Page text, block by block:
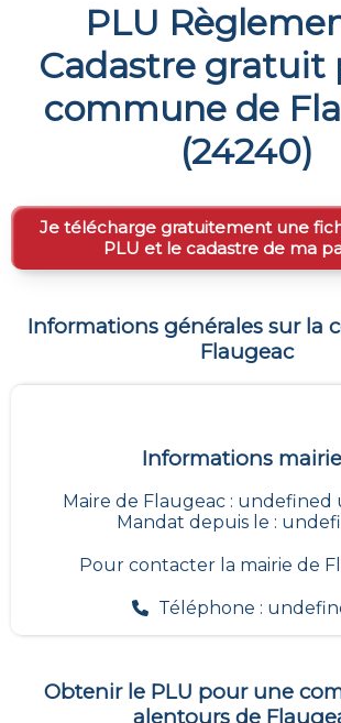
PLU
Cadastre gratuit
commune de
(24240)
Je télécharge gratuitement une
PLU et le cadastre de ma
Informations générales sur la
Flaugeac
Informations
Maire de Flaugeac : undefined
Mandat depuis le :
Pour contacter la mairie de
Téléphone :
Obtenir le PLU pour une
alentours de